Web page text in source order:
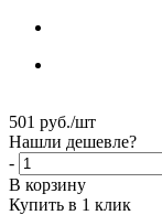
501 руб./шт
Нашли дешевле?
-
В корзину
Купить в 1 клик